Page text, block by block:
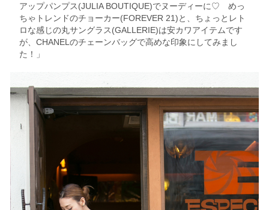
アップパンプス(JULIA BOUTIQUE)でヌーディーに♡ めっ
ちゃトレンドのチョーカー(FOREVER 21)と、ちょっとレト
ロな感じの丸サングラス(GALLERIE)は安カワアイテムです
が、CHANELのチェーンバッグで高めな印象にしてみまし
た！」